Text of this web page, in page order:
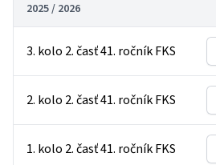
2025 / 2026
3. kolo 2. časť 41. ročník FKS
2. kolo 2. časť 41. ročník FKS
1. kolo 2. časť 41. ročník FKS